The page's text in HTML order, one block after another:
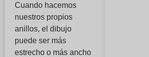
Cuando hacemos
nuestros propios
anillos, el dibujo
puede ser más
estrecho o más ancho